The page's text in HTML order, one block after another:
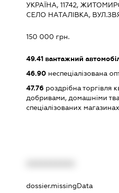
УКРАЇНА, 11742,
СЕЛО НАТАЛІВКА,
150 000 грн.
49.41вантажний
46.90неспеціалізована
47.76роздрібна торгівля
добривами, домашніми
спеціалізованих магазинах
dossier.missingData